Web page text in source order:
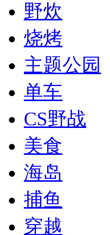
野炊
烧烤
主题公园
单车
CS野战
美食
海岛
捕鱼
穿越